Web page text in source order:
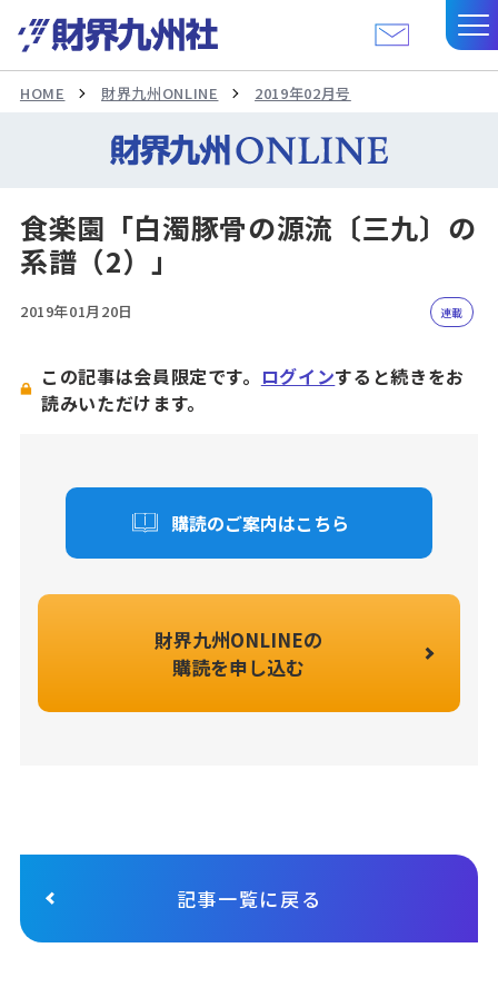
HOME 財界九州ONLINE 2019年02月号
食楽園「白濁豚骨の源流〔三九〕の
系譜（2）」
2019年01月20日 連載
この記事は会員限定です。 ログインすると続きをお
読みいただけます。
購読のご案内はこちら
財界九州ONLINEの
購読を申し込む
記事一覧に戻る